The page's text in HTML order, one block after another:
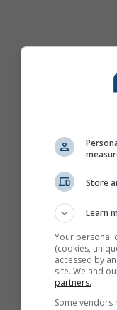
Store
Learn
Your personal
(cookies,
accessed by
site. We and
partners.
Some